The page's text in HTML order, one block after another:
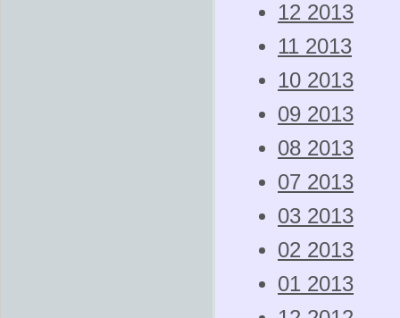
12 2013
11 2013
10 2013
09 2013
08 2013
07 2013
03 2013
02 2013
01 2013